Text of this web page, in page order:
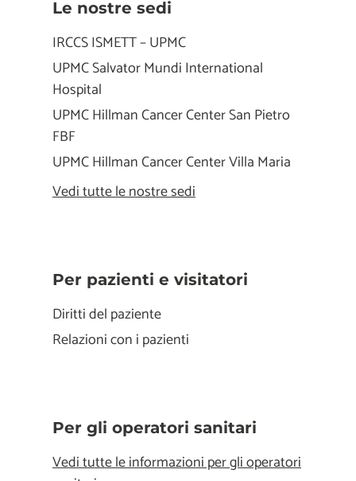
Le nostre sedi
IRCCS ISMETT – UPMC
UPMC Salvator Mundi International
Hospital
UPMC Hillman Cancer Center San Pietro
FBF
UPMC Hillman Cancer Center Villa Maria
Vedi tutte le nostre sedi
Per pazienti e visitatori
Diritti del paziente
Relazioni con i pazienti
Per gli operatori sanitari
Vedi tutte le informazioni per gli operatori